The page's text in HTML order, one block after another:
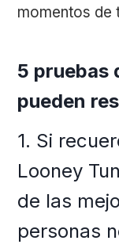
momentos de
5 pruebas
pueden
1. Si
Looney
de las
personas